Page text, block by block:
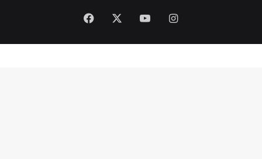
Facebook YouTubeInstagram